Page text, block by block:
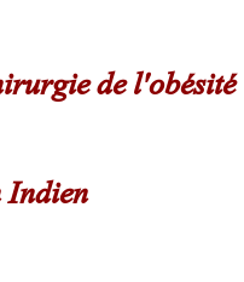
de l'obésité
Indien